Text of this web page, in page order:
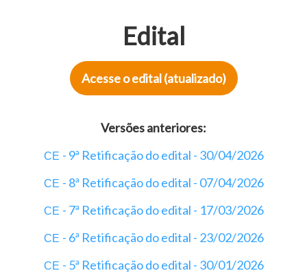
Edital
Acesse o edital (atualizado)
Versões anteriores:
CE - 9ª Retificação do edital - 30/04/2026
CE - 8ª Retificação do edital - 07/04/2026
CE - 7ª Retificação do edital - 17/03/2026
CE - 6ª Retificação do edital - 23/02/2026
CE - 5ª Retificação do edital - 30/01/2026